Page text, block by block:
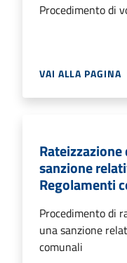
Procedimento di
VAI ALLA PAGINA
sanzione
Regolamenti
Procedimento di
una sanzione
comunali